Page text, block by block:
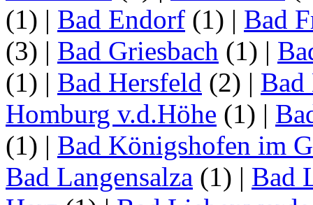
(1) | Bad Endorf (1) | Bad
(3) | Bad Griesbach (1) |
(1) | Bad Hersfeld (2) | Bad
Homburg v.d.Höhe (1) |
(1) | Bad Königshofen im
Bad Langensalza (1) | Bad